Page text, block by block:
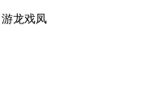
游龙戏凤